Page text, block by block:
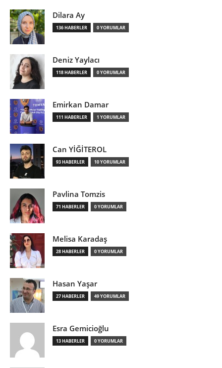
Dilara Ay
136 HABERLER 0 YORUMLAR
Deniz Yaylacı
118 HABERLER 0 YORUMLAR
Emirkan Damar
111 HABERLER 1 YORUMLAR
Can YİĞİTEROL
93 HABERLER 10 YORUMLAR
Pavlina Tomzis
71 HABERLER 0 YORUMLAR
Melisa Karadaş
28 HABERLER 0 YORUMLAR
Hasan Yaşar
27 HABERLER 49 YORUMLAR
Esra Gemicioğlu
13 HABERLER 0 YORUMLAR